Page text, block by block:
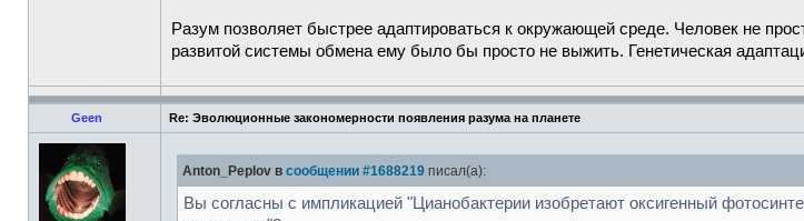
Разум позволяет быстрее адаптироваться к окружающей среде. Человек не
развитой системы обмена ему было бы просто не выжить. Генетическая
Geen Re: Эволюционные закономерности появления разума на планете
Anton_Peplov в сообщении #1688219 писал(а):
Вы согласны с импликацией "Цианобактерии изобретают оксигенный